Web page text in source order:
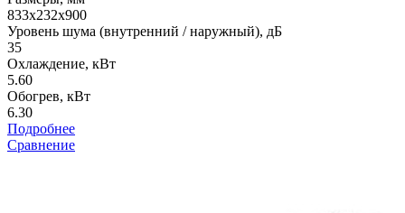
833х232х900
Уровень шума (внутренний / наружный), дБ
35
Охлаждение, кВт
5.60
Обогрев, кВт
6.30
Подробнее
Сравнение